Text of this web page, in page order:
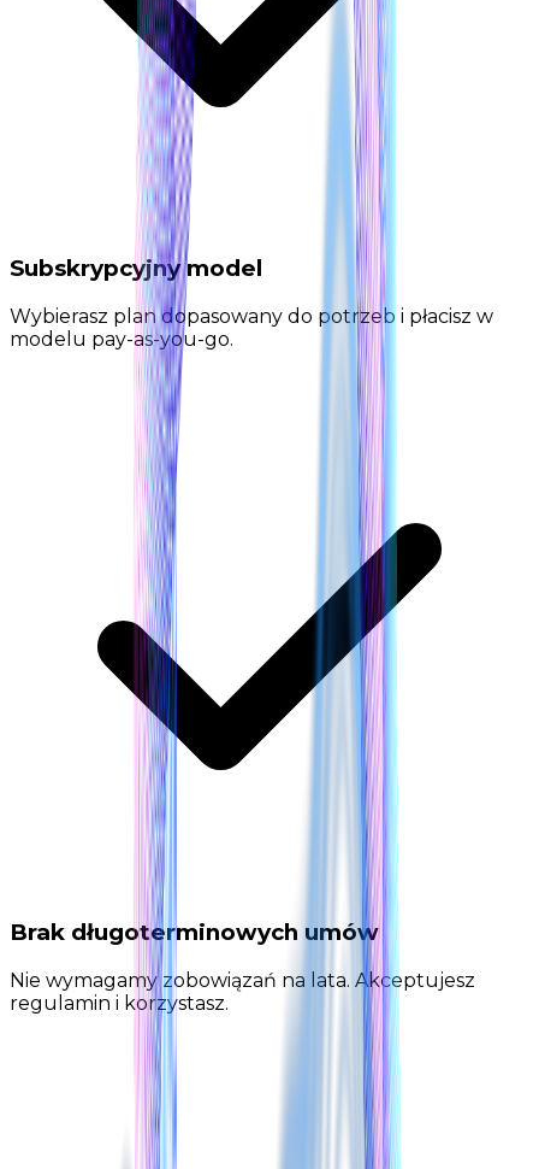
Subskrypcyjny model
Wybierasz plan dopasowany do potrzeb i płacisz w
modelu pay-as-you-go.
Brak długoterminowych umów
Nie wymagamy zobowiązań na lata. Akceptujesz
regulamin i korzystasz.